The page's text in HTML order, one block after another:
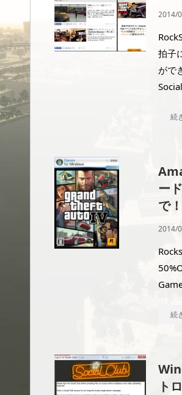
2014/
拍子
がで
続
ー
で！
2014/
続
ト